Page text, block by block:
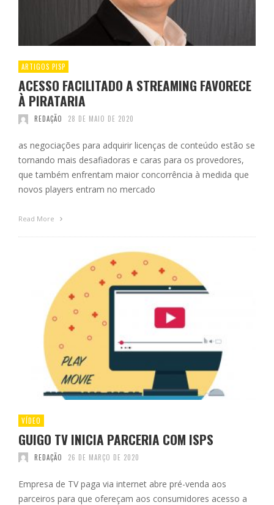
ARTIGOS PISP
ACESSO FACILITADO A STREAMING FAVORECE
À PIRATARIA
REDAÇÃO 28 DE MAIO DE 2020
as negociações para adquirir licenças de conteúdo estão se
tornando mais desafiadoras e caras para os provedores,
que também enfrentam maior concorrência à medida que
novos players entram no mercado
Read More
VÍDEO
GUIGO TV INICIA PARCERIA COM ISPS
REDAÇÃO 26 DE MARÇO DE 2020
Empresa de TV paga via internet abre pré-venda aos
parceiros para que ofereçam aos consumidores acesso a